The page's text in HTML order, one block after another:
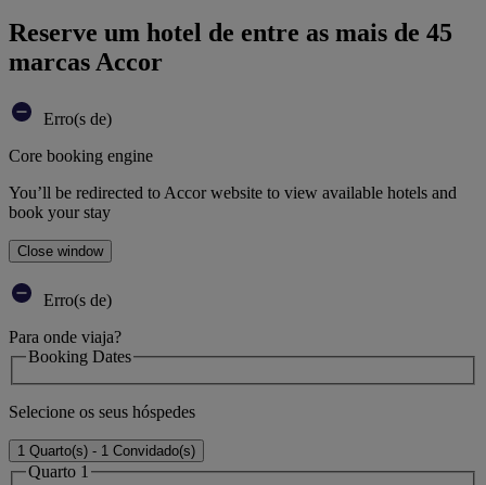
Reserve um hotel de entre as mais de 45
marcas Accor
Erro(s de)
Core booking engine
You’ll be redirected to Accor website to view available hotels and
book your stay
Close window
Erro(s de)
Para onde viaja?
Booking Dates
Selecione os seus hóspedes
1 Quarto(s) - 1 Convidado(s)
Quarto 1